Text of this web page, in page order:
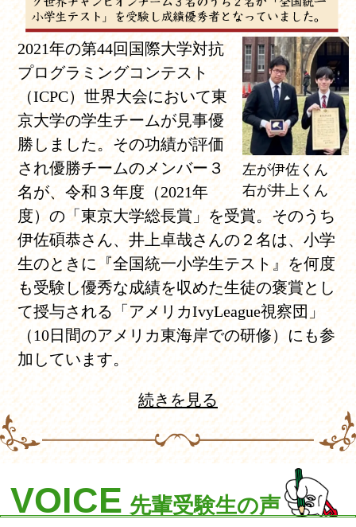
左が伊佐くん
右が井上くん
2021年の第44回国際大学対抗
プログラミングコンテスト
（ICPC）世界大会において東
京大学の学生チームが見事優
勝しました。その功績が評価
され優勝チームのメンバー３
名が、令和３年度（2021年
度）の「東京大学総長賞」を受賞。そのうち
伊佐碩恭さん、井上卓哉さんの２名は、小学
生のときに『全国統一小学生テスト』を何度
も受験し優秀な成績を収めた生徒の褒賞とし
て授与される「アメリカIvyLeague視察団」
（10日間のアメリカ東海岸での研修）にも参
加しています。
続きを見る
VOICE 先輩受験生の声